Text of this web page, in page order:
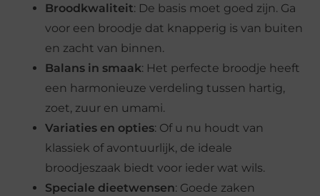
Broodkwaliteit: De basis moet goed zijn. Ga
voor een broodje dat knapperig is van buiten
en zacht van binnen.
Balans in smaak: Het perfecte broodje heeft
een harmonieuze verdeling tussen hartig,
zoet, zuur en umami.
Variaties en opties: Of u nu houdt van
klassiek of avontuurlijk, de ideale
broodjeszaak biedt voor ieder wat wils.
Speciale dieetwensen: Goede zaken